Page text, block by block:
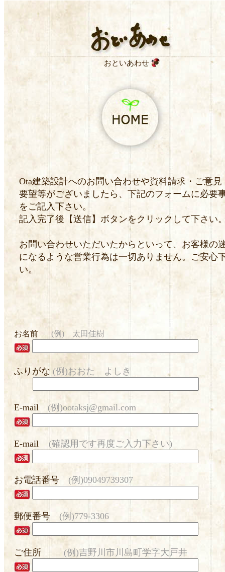
おといあわせ
Ota建築設計へのお問い合わせや資料請求・ご意見
要望等がございましたら、下記のフォームに必要
をご記入下さい。
記入完了後【送信】ボタンをクリックして下さい
お問い合わせいただいたからといって、お客様の
になるような営業行為は一切ありません。ご安心
い。
お名前 (例) 太田佳樹
ふりがな (例)おおた よしき
E-mail (例)ootaksj@gmail.com
E-mail (確認用です再度ご入力下さい)
お電話番号 (例)09049739307
郵便番号 (例)779-3306
ご住所 (例)吉野川市川島町学字大戸井